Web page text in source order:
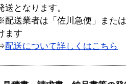
送となります。
配送業者は「佐川急便」また
ます
配送について詳しくはこちら